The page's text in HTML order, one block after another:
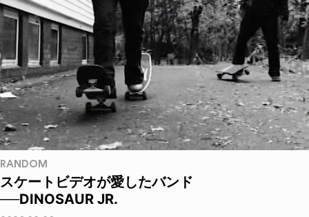
RANDOM
スケートビデオが愛したバンド
──DINOSAUR JR.